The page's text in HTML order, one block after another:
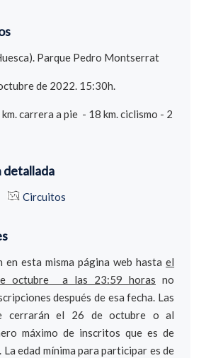
Parque Pedro Montserrat
de 2022. 15:30h.
km. carrera a pie - 18 km. ciclismo - 2
Circuitos
en esta misma página web hastael
octubre a las 23:59 horas no
después de esa fecha. Las
cerrarán el 26 de octubre o al
máximo de inscritos que es de
edad mínima para participar es de